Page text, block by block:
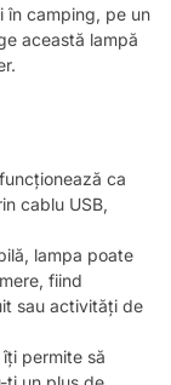
în camping, pe un
această lampă
ca
cablu USB,
lampa poate
fiind
sau activități de
permite să